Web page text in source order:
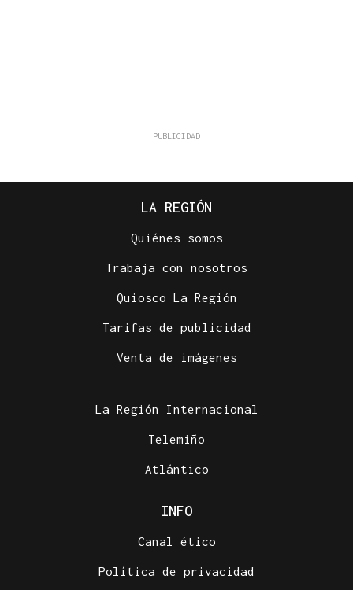
LA REGIÓN
Quiénes somos
Trabaja con nosotros
Quiosco La Región
Tarifas de publicidad
Venta de imágenes
La Región Internacional
Telemiño
Atlántico
INFO
Canal ético
Política de privacidad